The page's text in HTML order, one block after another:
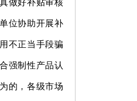
位协助开展补
不正当手段骗
强制性产品认
的，各级市场